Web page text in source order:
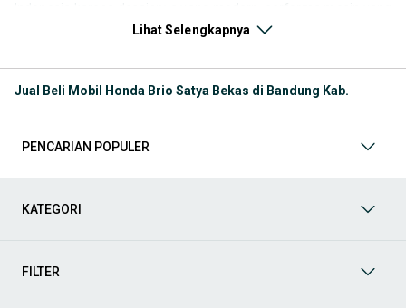
responsif, serta kenyamanan berkendara. Tidak heran jika
Melalui halaman ini, kamu bisa langsung membandingkan
Model Mobil Bekas Honda yang Paling Banyak Dicari
Beberapa model Honda memiliki permintaan tinggi di pasar
Mobil harian dan city car
Lihat Selengkapnya
Jual Beli Mobil Honda Brio Satya Bekas di Bandung Kab.
PENCARIAN POPULER
KATEGORI
FILTER